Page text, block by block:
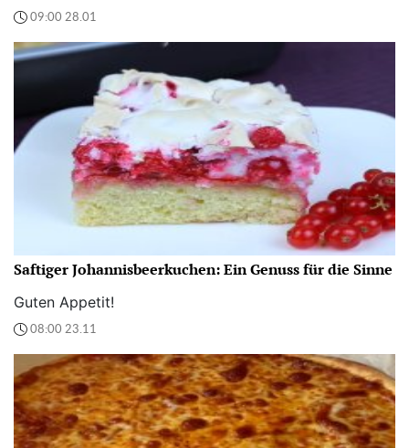
09:00 28.01
Saftiger Johannisbeerkuchen: Ein Genuss für die Sinne
Guten Appetit!
08:00 23.11